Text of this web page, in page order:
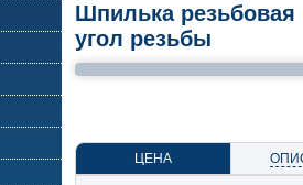
Шпилька
угол резьбы
ЦЕНА